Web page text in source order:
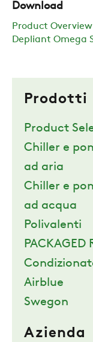
Download
Product Overview
Depliant Omega
Prodotti
Product
Chiller e
ad aria
Chiller e
ad acqua
Polivalenti
PACKAGED
Airblue
Swegon
Azienda